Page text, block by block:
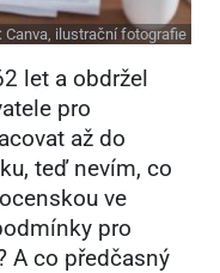
Canva, ilustrační fotografie
let a obdržel
pro
až do
teď nevím, co
ve
pro
A co předčasný